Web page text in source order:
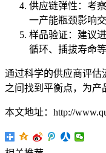
供应链弹性：考
一产能瓶颈影响交
样品验证：建议
循环、插拔寿命
通过科学的供应商评估
之间找到平衡点，为产
本文地址：http://